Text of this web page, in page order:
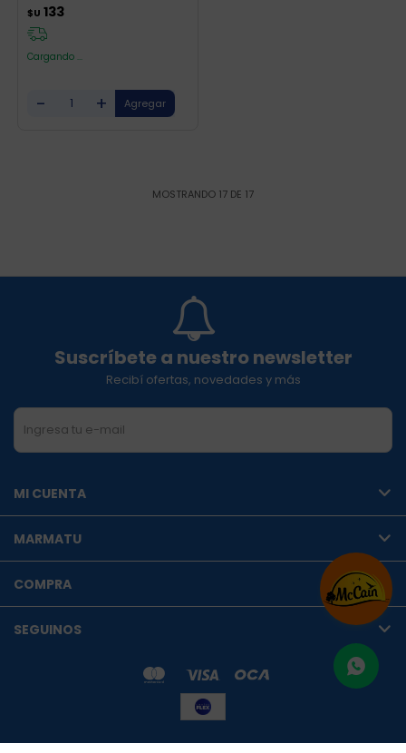
$U 133
Cargando ...
- +
MOSTRANDO 17 DE 17
Suscríbete a nuestro newsletter
Recibí ofertas, novedades y más
MI CUENTA
MARMATU
COMPRA
SEGUINOS